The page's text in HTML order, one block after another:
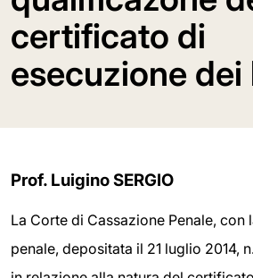
certificato di
esecuzione dei
Prof. Luigino SERGIO
La Corte di Cassazione Penale, con
penale, depositata il 21 luglio 2014,